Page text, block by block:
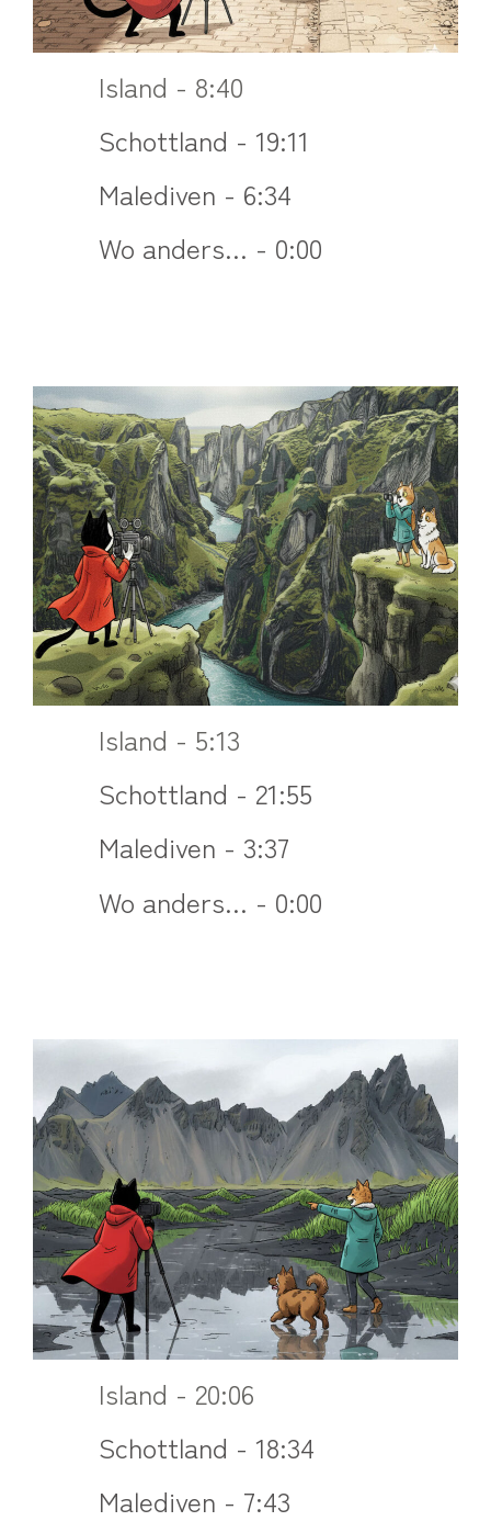
Island - 8:40
Schottland - 19:11
Malediven - 6:34
Wo anders... - 0:00
Island - 5:13
Schottland - 21:55
Malediven - 3:37
Wo anders... - 0:00
Island - 20:06
Schottland - 18:34
Malediven - 7:43